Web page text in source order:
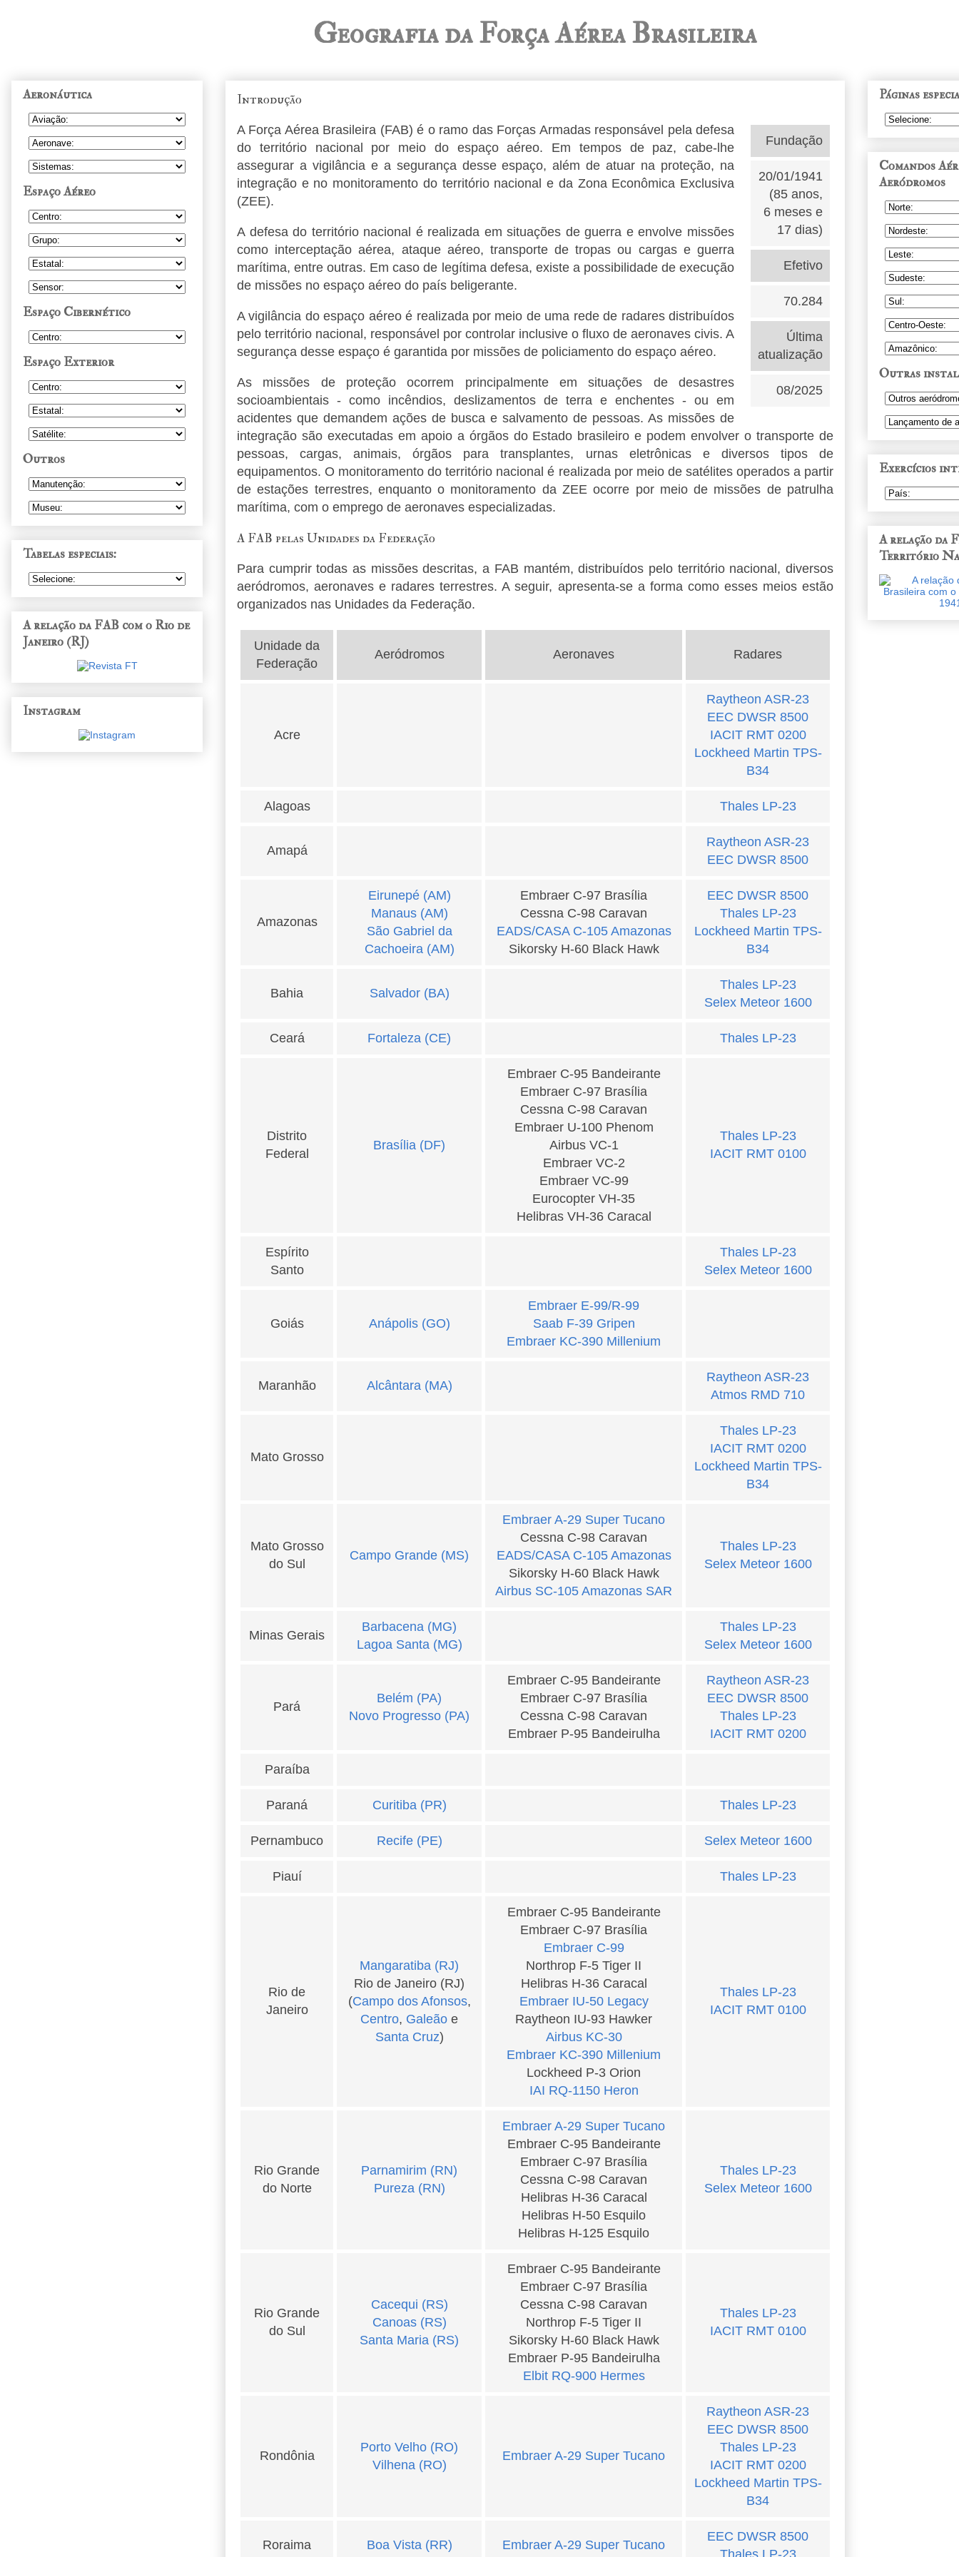
Geografia da Força Aérea Brasileira
Introdução
Fundação
20/01/1941
(85 anos,
6 meses e
17 dias)
Efetivo
70.284
Última
atualização
08/2025
A Força Aérea Brasileira (FAB) é o ramo das Forças Armadas responsável pela defesa
do território nacional por meio do espaço aéreo. Em tempos de paz, cabe-lhe
assegurar a vigilância e a segurança desse espaço, além de atuar na proteção, na
integração e no monitoramento do território nacional e da Zona Econômica Exclusiva
(ZEE).
A defesa do território nacional é realizada em situações de guerra e envolve missões
como interceptação aérea, ataque aéreo, transporte de tropas ou cargas e guerra
marítima, entre outras. Em caso de legítima defesa, existe a possibilidade de execução
de missões no espaço aéreo do país beligerante.
A vigilância do espaço aéreo é realizada por meio de uma rede de radares distribuídos
pelo território nacional, responsável por controlar inclusive o fluxo de aeronaves civis. A
segurança desse espaço é garantida por missões de policiamento do espaço aéreo.
As missões de proteção ocorrem principalmente em situações de desastres
socioambientais - como incêndios, deslizamentos de terra e enchentes - ou em
acidentes que demandem ações de busca e salvamento de pessoas. As missões de
integração são executadas em apoio a órgãos do Estado brasileiro e podem envolver o transporte de
pessoas, cargas, animais, órgãos para transplantes, urnas eletrônicas e diversos tipos de
equipamentos. O monitoramento do território nacional é realizada por meio de satélites operados a partir
de estações terrestres, enquanto o monitoramento da ZEE ocorre por meio de missões de patrulha
marítima, com o emprego de aeronaves especializadas.
A FAB pelas Unidades da Federação
Para cumprir todas as missões descritas, a FAB mantém, distribuídos pelo território nacional, diversos
aeródromos, aeronaves e radares terrestres. A seguir, apresenta-se a forma como esses meios estão
organizados nas Unidades da Federação.
Unidade da
Federação
Aeródromos Aeronaves Radares
Acre
Raytheon ASR-23
EEC DWSR 8500
IACIT RMT 0200
Lockheed Martin TPS-
B34
Alagoas Thales LP-23
Amapá
Raytheon ASR-23
EEC DWSR 8500
Amazonas
Eirunepé (AM)
Manaus (AM)
São Gabriel da
Cachoeira (AM)
Embraer C-97 Brasília
Cessna C-98 Caravan
EADS/CASA C-105 Amazonas
Sikorsky H-60 Black Hawk
EEC DWSR 8500
Thales LP-23
Lockheed Martin TPS-
B34
Bahia Salvador (BA)
Thales LP-23
Selex Meteor 1600
Ceará Fortaleza (CE) Thales LP-23
Distrito
Federal
Brasília (DF)
Embraer C-95 Bandeirante
Embraer C-97 Brasília
Cessna C-98 Caravan
Embraer U-100 Phenom
Airbus VC-1
Embraer VC-2
Embraer VC-99
Eurocopter VH-35
Helibras VH-36 Caracal
Thales LP-23
IACIT RMT 0100
Espírito
Santo
Thales LP-23
Selex Meteor 1600
Goiás Anápolis (GO)
Embraer E-99/R-99
Saab F-39 Gripen
Embraer KC-390 Millenium
Maranhão Alcântara (MA)
Raytheon ASR-23
Atmos RMD 710
Mato Grosso
Thales LP-23
IACIT RMT 0200
Lockheed Martin TPS-
B34
Mato Grosso
do Sul
Campo Grande (MS)
Embraer A-29 Super Tucano
Cessna C-98 Caravan
EADS/CASA C-105 Amazonas
Sikorsky H-60 Black Hawk
Airbus SC-105 Amazonas SAR
Thales LP-23
Selex Meteor 1600
Minas Gerais
Barbacena (MG)
Lagoa Santa (MG)
Thales LP-23
Selex Meteor 1600
Pará
Belém (PA)
Novo Progresso (PA)
Embraer C-95 Bandeirante
Embraer C-97 Brasília
Cessna C-98 Caravan
Embraer P-95 Bandeirulha
Raytheon ASR-23
EEC DWSR 8500
Thales LP-23
IACIT RMT 0200
Paraíba
Paraná Curitiba (PR) Thales LP-23
Pernambuco Recife (PE) Selex Meteor 1600
Piauí Thales LP-23
Rio de
Janeiro
Mangaratiba (RJ)
Rio de Janeiro (RJ)
(Campo dos Afonsos,
Centro, Galeão e
Santa Cruz)
Embraer C-95 Bandeirante
Embraer C-97 Brasília
Embraer C-99
Northrop F-5 Tiger II
Helibras H-36 Caracal
Embraer IU-50 Legacy
Raytheon IU-93 Hawker
Airbus KC-30
Embraer KC-390 Millenium
Lockheed P-3 Orion
IAI RQ-1150 Heron
Thales LP-23
IACIT RMT 0100
Rio Grande
do Norte
Parnamirim (RN)
Pureza (RN)
Embraer A-29 Super Tucano
Embraer C-95 Bandeirante
Embraer C-97 Brasília
Cessna C-98 Caravan
Helibras H-36 Caracal
Helibras H-50 Esquilo
Helibras H-125 Esquilo
Thales LP-23
Selex Meteor 1600
Rio Grande
do Sul
Cacequi (RS)
Canoas (RS)
Santa Maria (RS)
Embraer C-95 Bandeirante
Embraer C-97 Brasília
Cessna C-98 Caravan
Northrop F-5 Tiger II
Sikorsky H-60 Black Hawk
Embraer P-95 Bandeirulha
Elbit RQ-900 Hermes
Thales LP-23
IACIT RMT 0100
Rondônia
Porto Velho (RO)
Vilhena (RO)
Embraer A-29 Super Tucano
Raytheon ASR-23
EEC DWSR 8500
Thales LP-23
IACIT RMT 0200
Lockheed Martin TPS-
B34
Roraima Boa Vista (RR) Embraer A-29 Super Tucano
EEC DWSR 8500
Thales LP-23
Aeronáutica
Espaço Aéreo
Espaço Cibernético
Espaço Exterior
Outros
Tabelas especiais:
A relação da FAB com o Rio de
Janeiro (RJ)
Instagram
Páginas
Comandos
Aeródromos
Outras
Exercícios
A relação da
Território